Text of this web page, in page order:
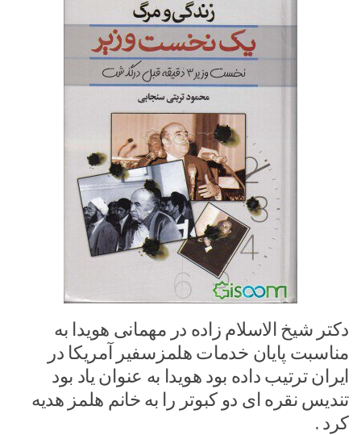
دکتر شیخ الاسلام زاده در مهمانی هویدا به
مناسبت پایان خدمات هلمزسفیر آمریکا در
ایران ترتیب داده بود هویدا به عنوان یاد بود
تندیس نقره ای دو کبوتر را به خانم هلمز هدیه
کرد .